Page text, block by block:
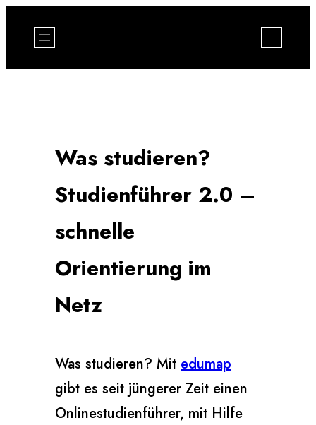
Inhalt
springen
Was studieren?
Studienführer 2.0 –
schnelle
Orientierung im
Netz
Was studieren? Mit edumap
gibt es seit jüngerer Zeit einen
Onlinestudienführer, mit Hilfe